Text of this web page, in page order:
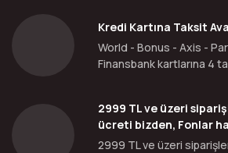
Kredi Kartına Taksit
World - Bonus - Axis -
Finansbank kartlarına 4
2999 TL ve üzeri
ücreti bizden, Fonlar
2999 TL ve üzeri